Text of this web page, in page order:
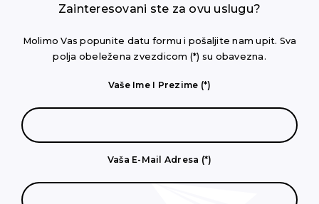
Zainteresovani ste za ovu uslugu?
Molimo Vas popunite datu formu i pošaljite nam upit. Sva
polja obeležena zvezdicom (*) su obavezna.
Vaše Ime I Prezime (*)
Vaša E-Mail Adresa (*)